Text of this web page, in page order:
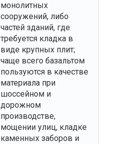
монолитных
сооружений, либо
частей зданий, где
требуется кладка в
виде крупных плит;
чаще всего базальтом
пользуются в качестве
материала при
шоссейном и
дорожном
производстве,
мощении улиц, кладке
каменных заборов и